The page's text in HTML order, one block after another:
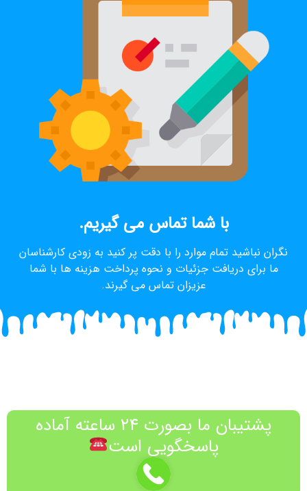
با شما تماس می گیریم.
نگران نباشید تمام موارد را با دقت پر کنید به زودی کارشناسان
ما برای دریافت جزئیات و نحوه پرداخت هزینه ها با شما
عزیزان تماس می گیرند.
پشتیبان ما بصورت ۲۴ ساعته آماده
پاسخگویی است